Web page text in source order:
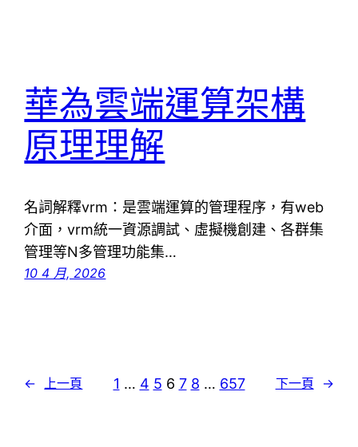
華為雲端運算架構
原理理解
名詞解釋vrm：是雲端運算的管理程序，有web
介面，vrm統一資源調試、虛擬機創建、各群集
管理等N多管理功能集…
10 4 月, 2026
← 上一頁 1 … 4 5 6 7 8 … 657 下一頁 →